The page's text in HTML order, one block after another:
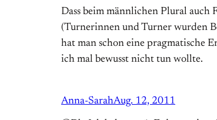
Dass beim männlichen Plural
(Turnerinnen und Turner wurden
hat man schon eine pragmatische
ich mal bewusst nicht tun wollte.
Anna-SarahAug. 12, 2011